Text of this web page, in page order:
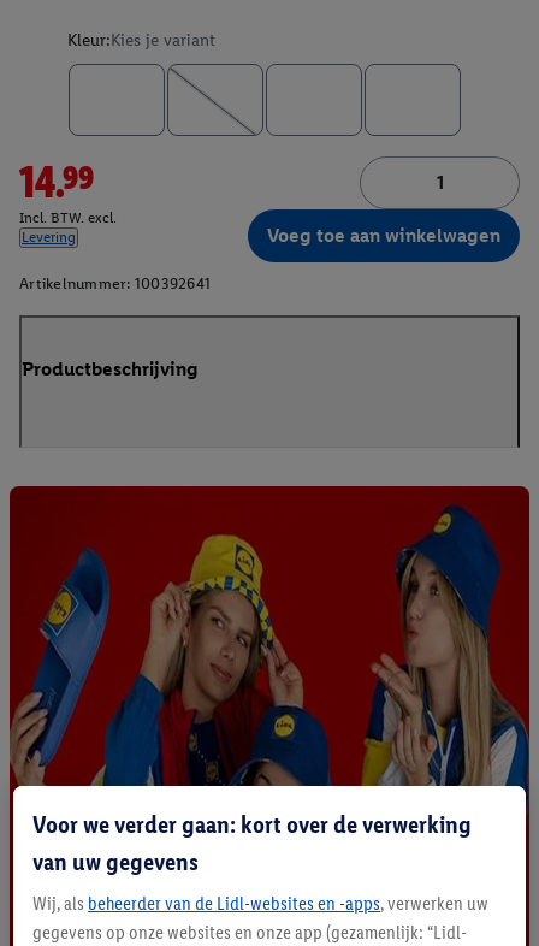
Kleur:Kies je variant
14.99
Incl. BTW. excl.
Levering
Voeg toe aan winkelwagen
Artikelnummer: 100392641
Productbeschrijving
Voor we verder gaan: kort over de verwerking
van uw gegevens
Wij, als beheerder van de Lidl-websites en -apps, verwerken uw
gegevens op onze websites en onze app (gezamenlijk: “Lidl-